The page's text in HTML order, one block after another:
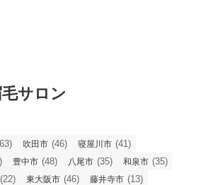
サロン
吹田市 (46) 寝屋川市 (41)
豊中市 (48) 八尾市 (35) 和泉市 (35)
(22) 東大阪市 (46) 藤井寺市 (13)